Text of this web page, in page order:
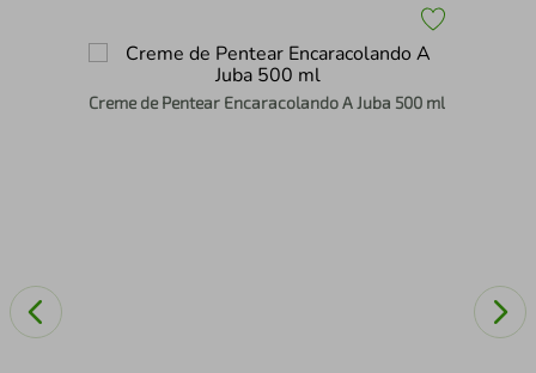
Creme de Pentear Encaracolando A Juba 500 ml